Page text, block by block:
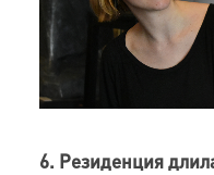
6. Резиденция